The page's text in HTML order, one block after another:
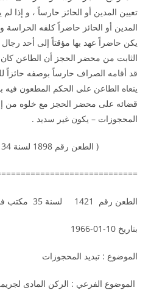
تعيين المدين أو الحائز حارساً ، و إذا
المدين أو الحائز حاضراً كلفه الحراسة و
يكن حاضراً عهد بها مؤقتاً إلى أحد رجال
الثابت من محضر الحجز أن الطاعن
قد أقامه الصراف حارساً بوصفه
ينعاه الطاعن على الحكم المطعون
قضائه على محضر الحجز مع خلوه من
المحجوزات – يكون غير سديد .
( الطعن رقم 1898 لسنة 34 ق ، جلسة 1965/3/30 )
الطعن رقم 1421 لسنة 35 مكتب فنى 17 صفحة رقم 42
بتاريخ 10-01-1966
الموضوع : تبديد المحجوزات
الموضوع الفرعي : الركن المادى